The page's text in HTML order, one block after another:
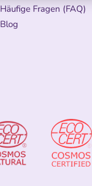
Häufige Fragen (FAQ)
Blog